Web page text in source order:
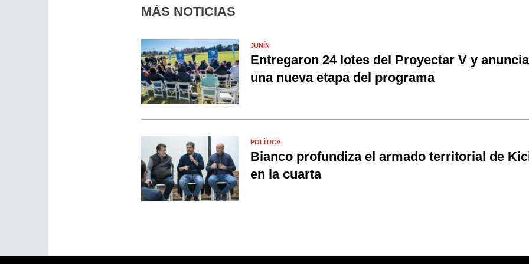
MÁS NOTICIAS
JUNÍN
Entregaron 24 lotes del Proyectar V y
una nueva etapa del programa
POLÍTICA
Bianco profundiza el armado territorial de
en la cuarta